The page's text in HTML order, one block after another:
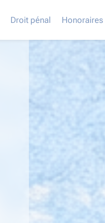
Droit pénal Honoraires